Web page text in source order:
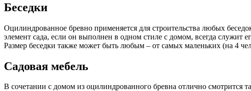
Беседки
Оцилиндрованное бревно применяется для строительства любых
элемент сада, если он выполнен в одном стиле с домом, всегда служит
Размер беседки также может быть любым – от самых маленьких (на 4
Садовая мебель
В сочетании с домом из оцилиндрованного бревна отлично смотрится